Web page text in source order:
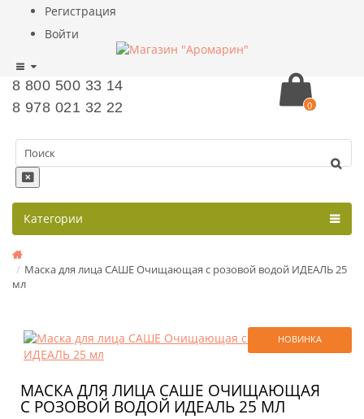
Регистрация
Войти
8 800 500 33 14
8 978 021 32 22
0
Категории
Маска для лица САШЕ Очищающая с розовой водой ИДЕАЛЬ 25
мл
НОВИНКА
МАСКА ДЛЯ ЛИЦА САШЕ ОЧИЩАЮЩАЯ
С РОЗОВОЙ ВОДОЙ ИДЕАЛЬ 25 МЛ